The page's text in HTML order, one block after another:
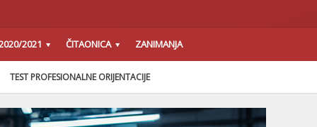
2021 ČITAONICA ZANIMANJA
TEST PROFESIONALNE ORIJENTACIJE